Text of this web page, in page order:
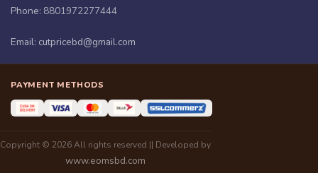
Phone: 8801972277444
Email: cutpricebd@gmail.com
PAYMENT METHODS
Copyright © 2026 All rights reserved || Developed by
www.eomsbd.com